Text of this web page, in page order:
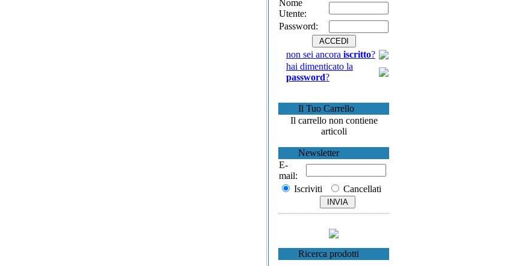
Nome
Utente:
Password:
non sei ancora iscritto?
hai dimenticato la
password?
Il Tuo Carrello
Il carrello non contiene
articoli
Newsletter
E-
mail:
Iscriviti
Cancellati
Ricerca prodotti